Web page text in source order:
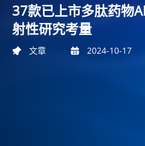
37款已上市多肽药物
射性研究考量
文章 2024-10-17